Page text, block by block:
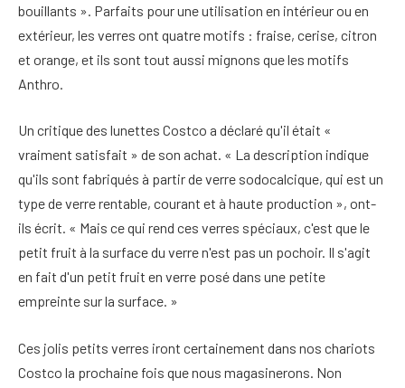
bouillants ». Parfaits pour une utilisation en intérieur ou en
extérieur, les verres ont quatre motifs : fraise, cerise, citron
et orange, et ils sont tout aussi mignons que les motifs
Anthro.
Un critique des lunettes Costco a déclaré qu'il était «
vraiment satisfait » de son achat. « La description indique
qu'ils sont fabriqués à partir de verre sodocalcique, qui est un
type de verre rentable, courant et à haute production », ont-
ils écrit. « Mais ce qui rend ces verres spéciaux, c'est que le
petit fruit à la surface du verre n'est pas un pochoir. Il s'agit
en fait d'un petit fruit en verre posé dans une petite
empreinte sur la surface. »
Ces jolis petits verres iront certainement dans nos chariots
Costco la prochaine fois que nous magasinerons. Non